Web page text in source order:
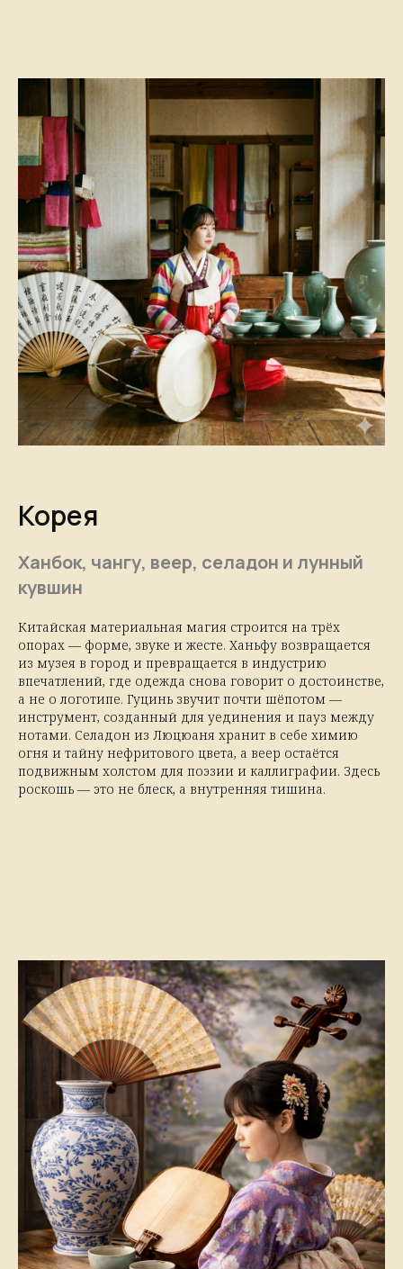
Корея
Ханбок, чангу, веер, селадон и лунный
кувшин
Китайская материальная магия строится на трёх
опорах — форме, звуке и жесте. Ханьфу возвращается
из музея в город и превращается в индустрию
впечатлений, где одежда снова говорит о достоинстве,
а не о логотипе. Гуцинь звучит почти шёпотом —
инструмент, созданный для уединения и пауз между
нотами. Селадон из Люцюаня хранит в себе химию
огня и тайну нефритового цвета, а веер остаётся
подвижным холстом для поэзии и каллиграфии. Здесь
роскошь — это не блеск, а внутренняя тишина.